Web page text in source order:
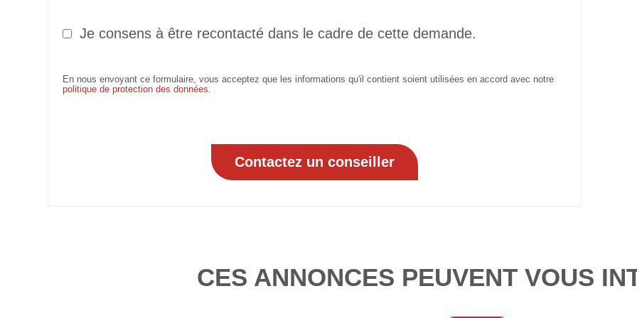
Je consens à être recontacté dans le cadre de cette demande.
En nous envoyant ce formulaire, vous acceptez que les informations qu'il contient soient utilisées en accord avec notre
politique de protection des données.
CES ANNONCES PEUVENT VOUS